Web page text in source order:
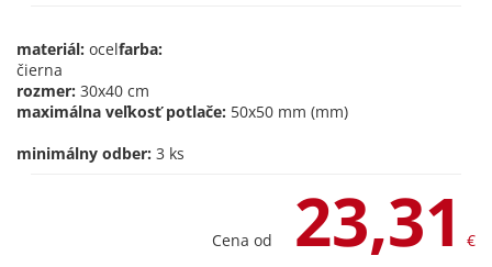
materiál: ocelfarba:
čierna
rozmer: 30x40 cm
maximálna veľkosť potlače: 50x50 mm (mm)
minimálny odber: 3 ks
Cena od 23,31 €